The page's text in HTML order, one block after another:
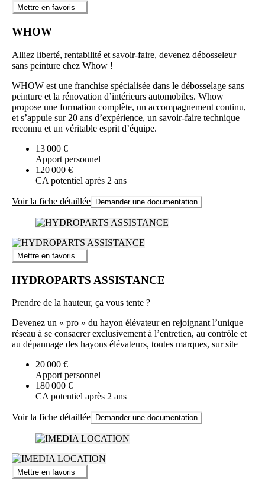
Mettre en favoris
WHOW
Alliez liberté, rentabilité et savoir-faire, devenez débosseleur
sans peinture chez Whow !
WHOW est une franchise spécialisée dans le débosselage sans
peinture et la rénovation d’intérieurs automobiles. Whow
propose une formation complète, un accompagnement continu,
et s’appuie sur 20 ans d’expérience, un savoir-faire technique
reconnu et un véritable esprit d’équipe.
13 000 €
Apport personnel
120 000 €
CA potentiel après 2 ans
Voir la fiche détaillée Demander une documentation
Mettre en favoris
HYDROPARTS ASSISTANCE
Prendre de la hauteur, ça vous tente ?
Devenez un « pro » du hayon élévateur en rejoignant l’unique
réseau à se consacrer exclusivement à l’entretien, au contrôle et
au dépannage des hayons élévateurs, toutes marques, sur site
20 000 €
Apport personnel
180 000 €
CA potentiel après 2 ans
Voir la fiche détaillée Demander une documentation
Mettre en favoris